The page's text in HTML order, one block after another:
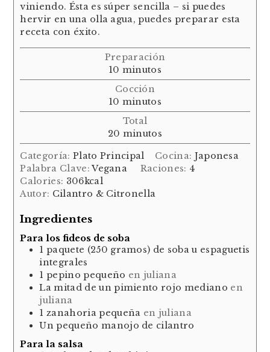
viniendo. Ésta es súper sencilla – si puedes
hervir en una olla agua, puedes preparar esta
receta con éxito.
Preparación
10 minutos
minutos
Cocción
10 minutos
minutos
Total
20 minutos
minutos
Categoría: Plato Principal Cocina: Japonesa
Palabra Clave:Vegana Raciones: 4
Calories: 306kcal
Autor: Cilantro & Citronella
Ingredientes
Para los fideos de soba
1 paquete (250 gramos) de soba u espaguetis
integrales
1 pepino pequeño en juliana
La mitad de un pimiento rojo mediano en
juliana
1 zanahoria pequeña en juliana
Un pequeño manojo de cilantro
Para la salsa